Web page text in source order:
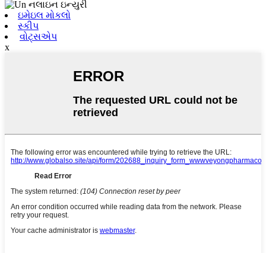
ઇમેઇલ મોકલો
સ્કીપ
વોટ્સએપ
x